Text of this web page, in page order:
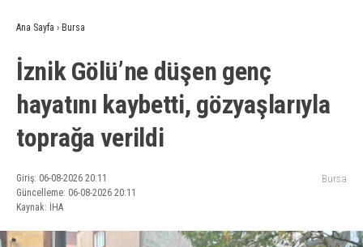
Ana Sayfa › Bursa
İznik Gölü’ne düşen genç
hayatını kaybetti, gözyaşlarıyla
toprağa verildi
Giriş: 06-08-2026 20:11
Güncelleme: 06-08-2026 20:11
Kaynak: İHA
Bursa